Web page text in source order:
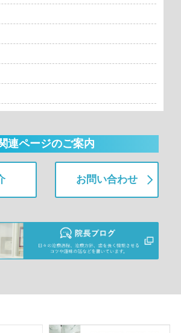
連ページのご案内
お問い合わせ